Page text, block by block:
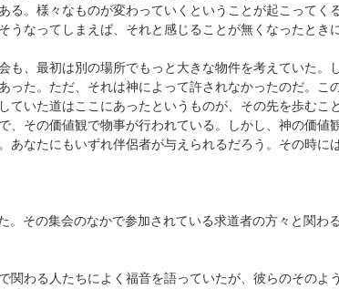
。様々なものが変わっていくということが起こってく
なってしまえば、それと感じることが無くなったとき
、最初は別の場所でもっと大きな物件を考えていた。
た。ただ、それは神によって許されなかったのだ。こ
いた道はここにあったというものが、その先を歩むこ
その価値観で物事が行われている。しかし、神の価値
なたにもいずれ伴侶者が与えられるだろう。その時に
その集会のなかで参加されている求道者の方々と関わ
関わる人たちによく福音を語っていたが、彼らのそのよ